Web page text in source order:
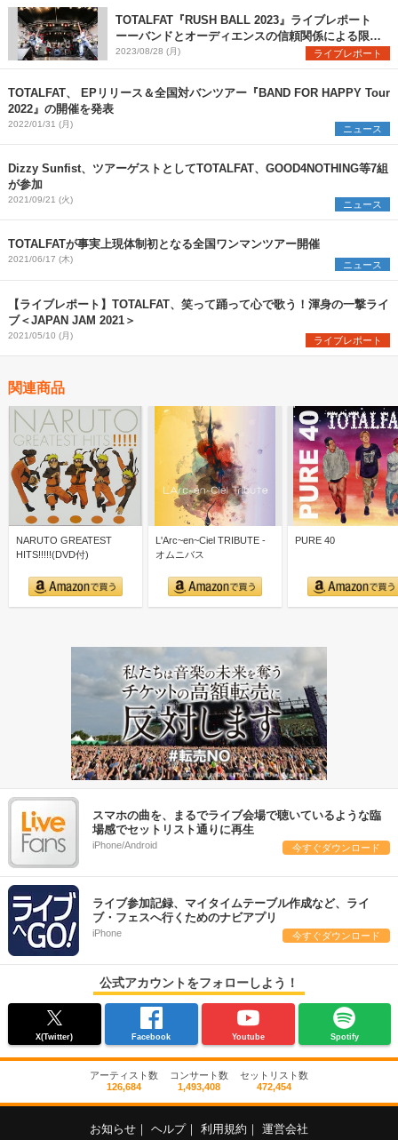
TOTALFAT『RUSH BALL 2023』ライブレポート
ーーバンドとオーディエンスの信頼関係による限界
突破と灼熱アクト
2023/08/28 (月) ライブレポート
TOTALFAT、 EPリリース＆全国対バンツアー『BAND FOR HAPPY Tour
2022』の開催を発表
2022/01/31 (月) ニュース
Dizzy Sunfist、ツアーゲストとしてTOTALFAT、GOOD4NOTHING等7組
が参加
2021/09/21 (火) ニュース
TOTALFATが事実上現体制初となる全国ワンマンツアー開催
2021/06/17 (木) ニュース
【ライブレポート】TOTALFAT、笑って踊って心で歌う！渾身の一撃ライ
ブ＜JAPAN JAM 2021＞
2021/05/10 (月) ライブレポート
関連商品
NARUTO GREATEST
HITS!!!!!(DVD付)
L'Arc~en~Ciel TRIBUTE -
オムニバス
PURE 40
スマホの曲を、まるでライブ会場で聴いているような臨
場感でセットリスト通りに再生
iPhone/Android 今すぐダウンロード
ライブ参加記録、マイタイムテーブル作成など、ライ
ブ・フェスへ行くためのナビアプリ
iPhone 今すぐダウンロード
公式アカウントをフォローしよう！
X(Twitter) Facebook Youtube Spotify
アーティスト数
126,684
コンサート数
1,493,408
セットリスト数
472,454
お知らせ ヘルプ 利用規約 運営会社